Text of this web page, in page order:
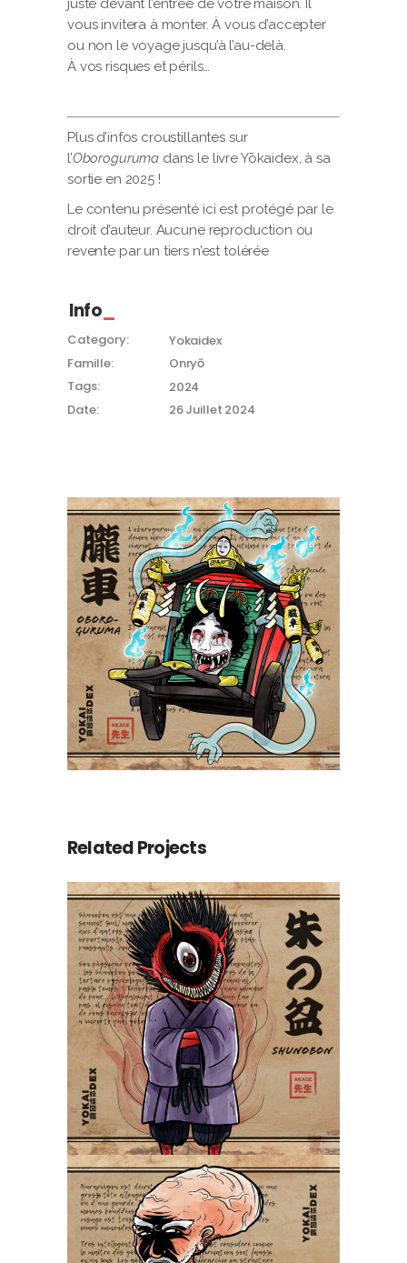
juste devant l’entrée de votre maison. Il
vous invitera à monter. À vous d’accepter
ou non le voyage jusqu’à l’au-delà.
À vos risques et périls…
Plus d’infos croustillantes sur
l’Oboroguruma dans le livre Yōkaidex, à sa
sortie en 2025 !
Le contenu présenté ici est protégé par le
droit d’auteur. Aucune reproduction ou
revente par un tiers n’est tolérée
Info
Category:
Yokaidex
Famille:
Onryō
Tags:
2024
Date:
26 Juillet 2024
Related Projects
Shunobon 朱の盆
Yokaidex